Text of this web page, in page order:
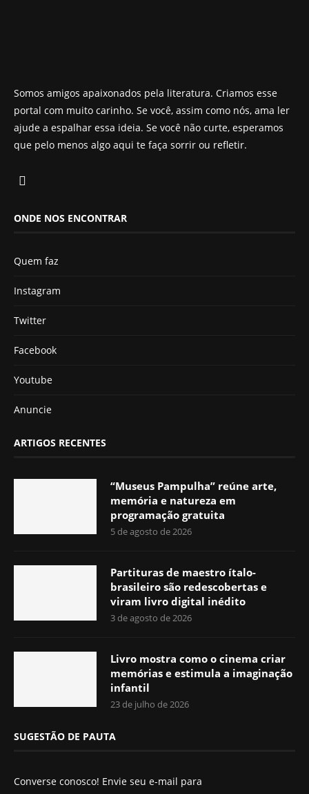
Somos amigos apaixonados pela literatura. Criamos esse
portal com muito carinho. Se você, assim como nós, ama ler
ajude a espalhar essa ideia. Se você não curte, esperamos
que pelo menos algo aqui te faça sorrir ou refletir.
ONDE NOS ENCONTRAR
Quem faz
Instagram
Twitter
Facebook
Youtube
Anuncie
ARTIGOS RECENTES
“Museus Pampulha” reúne arte,
memória e natureza em
programação gratuita
5 de agosto de 2026
Partituras de maestro ítalo-
brasileiro são redescobertas e
viram livro digital inédito
3 de agosto de 2026
Livro mostra como o cinema criar
memórias e estimula a imaginação
infantil
23 de julho de 2026
SUGESTÃO DE PAUTA
Converse conosco! Envie seu e-mail para